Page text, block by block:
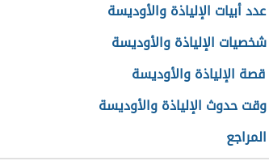
عدد أبيات الإلياذة والأوديسة
شخصيات الإلياذة والأوديسة
قصة الإلياذة والأوديسة
وقت حدوث الإلياذة والأوديسة
المراجع